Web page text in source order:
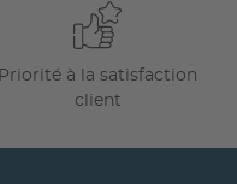
Priorité à la satisfaction
client